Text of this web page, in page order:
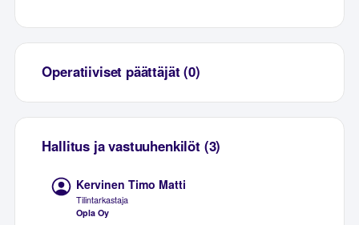
Operatiiviset päättäjät (0)
Hallitus ja vastuuhenkilöt (3)
Kervinen Timo Matti
Tilintarkastaja
Opla Oy